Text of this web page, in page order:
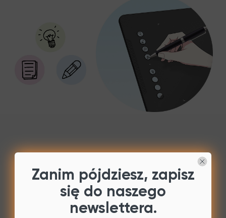
Zanim pójdziesz, zapisz
się do naszego
newslettera.